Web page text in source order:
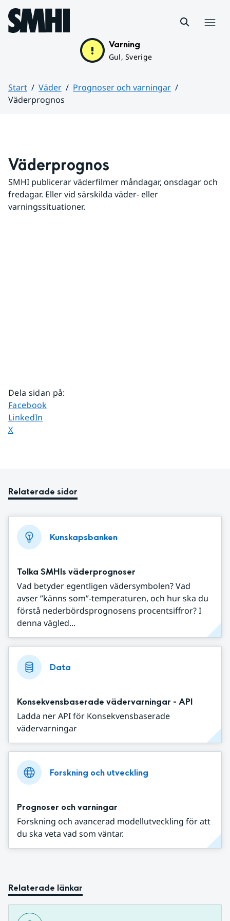
Hoppa till sidans innehåll
Varning
Gul, Sverige
Start Väder
Prognoser och varningar
Väderprognos
Väderprognos
SMHI publicerar väderfilmer måndagar, onsdagar och
fredagar. Eller vid särskilda väder- eller
varningssituationer.
Dela sidan på:
Dela sidan på
Facebook
Dela sidan på
LinkedIn
Dela sidan på
X
Relaterade sidor
Kunskapsbanken
Tolka SMHIs väderprognoser
Vad betyder egentligen vädersymbolen? Vad
avser ”känns som”-temperaturen, och hur ska du
förstå nederbördsprognosens procentsiffror? I
denna vägled...
Data
Konsekvensbaserade vädervarningar - API
Ladda ner API för Konsekvensbaserade
vädervarningar
Forskning och utveckling
Prognoser och varningar
Forskning och avancerad modellutveckling för att
du ska veta vad som väntar.
Relaterade länkar